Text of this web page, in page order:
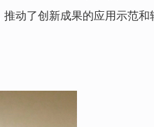
动了创新成果的应用示范和